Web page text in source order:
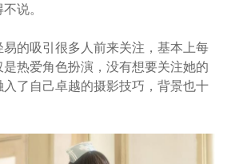
说。
的吸引很多人前来关注，基本上每
热爱角色扮演，没有想要关注她的
入了自己卓越的摄影技巧，背景也十